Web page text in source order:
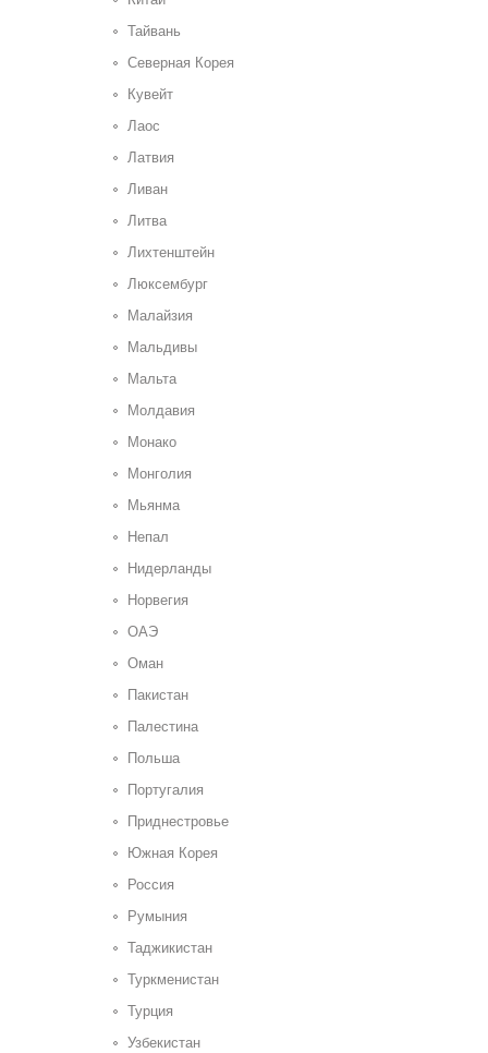
Тайвань
Северная Корея
Кувейт
Лаос
Латвия
Ливан
Литва
Лихтенштейн
Люксембург
Малайзия
Мальдивы
Мальта
Молдавия
Монако
Монголия
Мьянма
Непал
Нидерланды
Норвегия
ОАЭ
Оман
Пакистан
Палестина
Польша
Португалия
Приднестровье
Южная Корея
Россия
Румыния
Таджикистан
Туркменистан
Турция
Узбекистан